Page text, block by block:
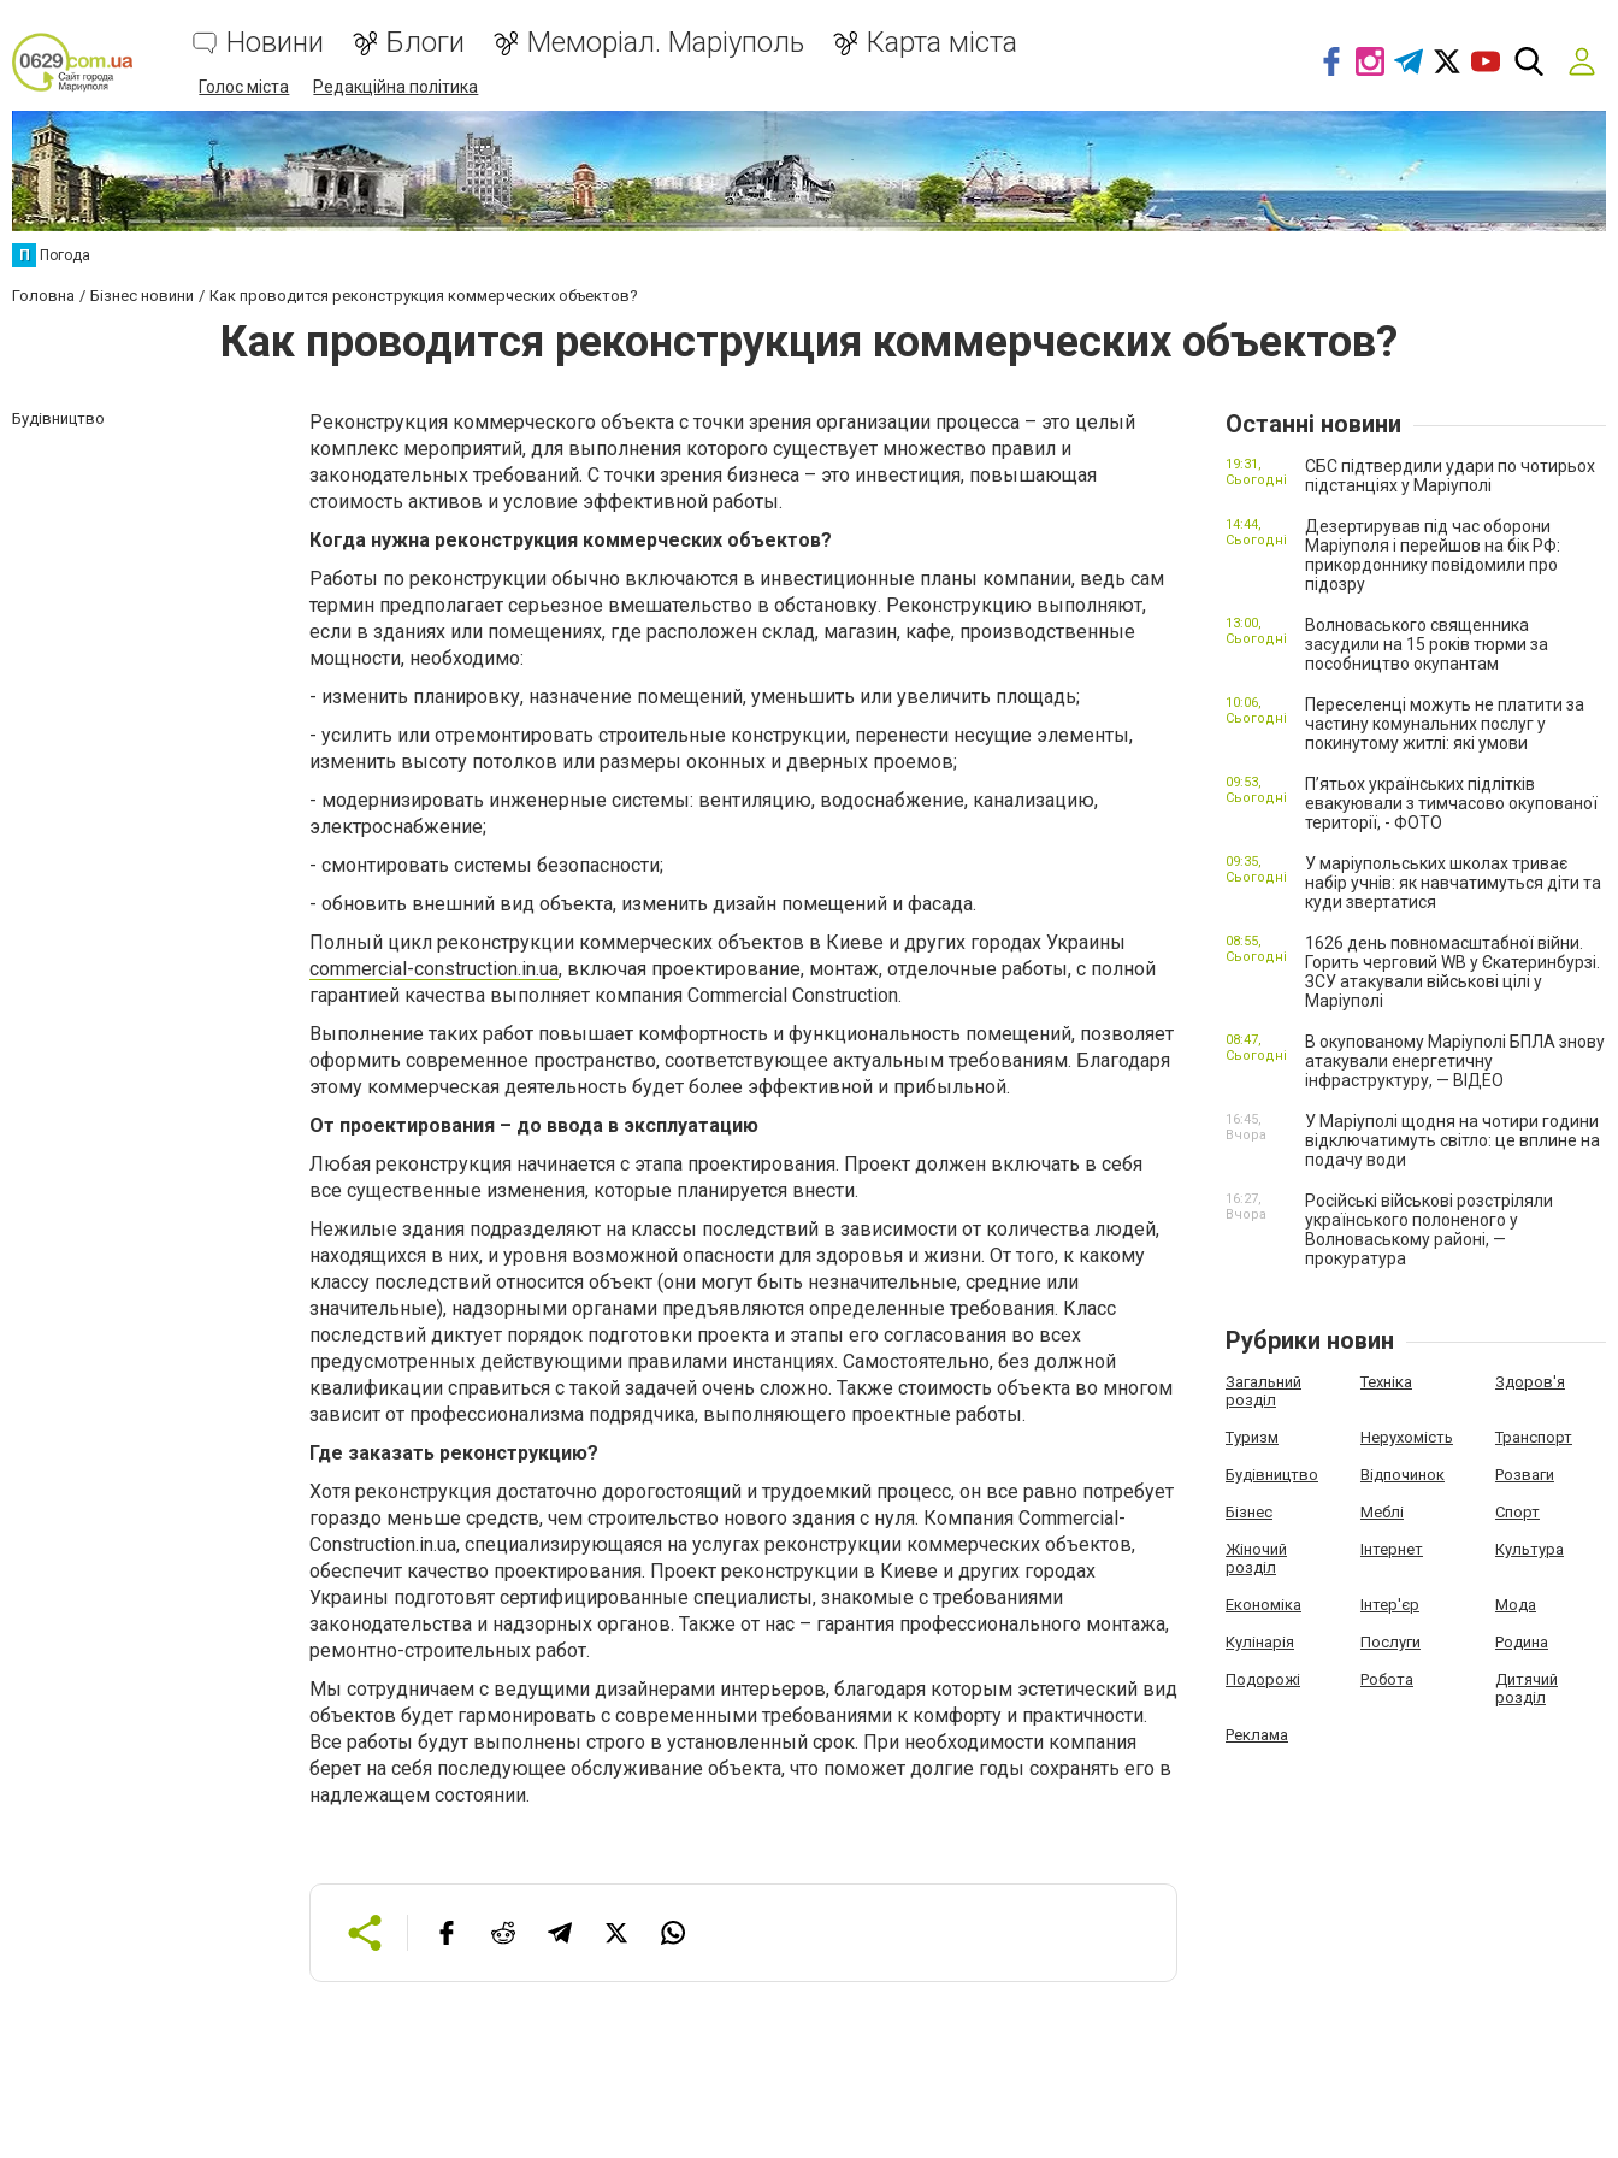
Новини Блоги Меморіал. Маріуполь Карта міста
Голос міста Редакційна політика
П Погода
Головна Бізнес новини Как проводится реконструкция коммерческих объектов?
Как проводится реконструкция коммерческих объектов?
Будівництво
Реконструкция коммерческого объекта с точки зрения организации процесса – это целый
комплекс мероприятий, для выполнения которого существует множество правил и
законодательных требований. С точки зрения бизнеса – это инвестиция, повышающая
стоимость активов и условие эффективной работы.
Когда нужна реконструкция коммерческих объектов?
Работы по реконструкции обычно включаются в инвестиционные планы компании, ведь сам
термин предполагает серьезное вмешательство в обстановку. Реконструкцию выполняют,
если в зданиях или помещениях, где расположен склад, магазин, кафе, производственные
мощности, необходимо:
- изменить планировку, назначение помещений, уменьшить или увеличить площадь;
- усилить или отремонтировать строительные конструкции, перенести несущие элементы,
изменить высоту потолков или размеры оконных и дверных проемов;
- модернизировать инженерные системы: вентиляцию, водоснабжение, канализацию,
электроснабжение;
- смонтировать системы безопасности;
- обновить внешний вид объекта, изменить дизайн помещений и фасада.
Полный цикл реконструкции коммерческих объектов в Киеве и других городах Украины
commercial-construction.in.ua, включая проектирование, монтаж, отделочные работы, с полной
гарантией качества выполняет компания Commercial Construction.
Выполнение таких работ повышает комфортность и функциональность помещений, позволяет
оформить современное пространство, соответствующее актуальным требованиям. Благодаря
этому коммерческая деятельность будет более эффективной и прибыльной.
От проектирования – до ввода в эксплуатацию
Любая реконструкция начинается с этапа проектирования. Проект должен включать в себя
все существенные изменения, которые планируется внести.
Нежилые здания подразделяют на классы последствий в зависимости от количества людей,
находящихся в них, и уровня возможной опасности для здоровья и жизни. От того, к какому
классу последствий относится объект (они могут быть незначительные, средние или
значительные), надзорными органами предъявляются определенные требования. Класс
последствий диктует порядок подготовки проекта и этапы его согласования во всех
предусмотренных действующими правилами инстанциях. Самостоятельно, без должной
квалификации справиться с такой задачей очень сложно. Также стоимость объекта во многом
зависит от профессионализма подрядчика, выполняющего проектные работы.
Где заказать реконструкцию?
Хотя реконструкция достаточно дорогостоящий и трудоемкий процесс, он все равно потребует
гораздо меньше средств, чем строительство нового здания с нуля. Компания Сommercial-
Сonstruction.in.ua, специализирующаяся на услугах реконструкции коммерческих объектов,
обеспечит качество проектирования. Проект реконструкции в Киеве и других городах
Украины подготовят сертифицированные специалисты, знакомые с требованиями
законодательства и надзорных органов. Также от нас – гарантия профессионального монтажа,
ремонтно-строительных работ.
Мы сотрудничаем с ведущими дизайнерами интерьеров, благодаря которым эстетический вид
объектов будет гармонировать с современными требованиями к комфорту и практичности.
Все работы будут выполнены строго в установленный срок. При необходимости компания
берет на себя последующее обслуживание объекта, что поможет долгие годы сохранять его в
надлежащем состоянии.
Останні новини
СБС підтвердили удари по чотирьох
підстанціях у Маріуполі
19:31,
Сьогодні
Дезертирував під час оборони
Маріуполя і перейшов на бік РФ:
прикордоннику повідомили про
підозру
14:44,
Сьогодні
Волноваського священника
засудили на 15 років тюрми за
пособництво окупантам
13:00,
Сьогодні
Переселенці можуть не платити за
частину комунальних послуг у
покинутому житлі: які умови
10:06,
Сьогодні
П’ятьох українських підлітків
евакуювали з тимчасово окупованої
території, - ФОТО
09:53,
Сьогодні
У маріупольських школах триває
набір учнів: як навчатимуться діти та
куди звертатися
09:35,
Сьогодні
1626 день повномасштабної війни.
Горить черговий WB у Єкатеринбурзі.
ЗСУ атакували військові цілі у
Маріуполі
08:55,
Сьогодні
В окупованому Маріуполі БПЛА знову
атакували енергетичну
інфраструктуру, — ВІДЕО
08:47,
Сьогодні
У Маріуполі щодня на чотири години
відключатимуть світло: це вплине на
подачу води
16:45,
Вчора
Російські військові розстріляли
українського полоненого у
Волноваському районі, —
прокуратура
16:27,
Вчора
Рубрики новин
Загальний
розділ
Техніка Здоров'я
Туризм Нерухомість Транспорт
Будівництво Відпочинок Розваги
Бізнес Меблі Спорт
Жіночий
розділ
Інтернет Культура
Економіка Інтер'єр Мода
Кулінарія Послуги Родина
Подорожі Робота
Дитячий
розділ
Реклама